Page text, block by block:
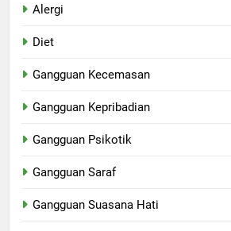
Alergi
Diet
Gangguan Kecemasan
Gangguan Kepribadian
Gangguan Psikotik
Gangguan Saraf
Gangguan Suasana Hati